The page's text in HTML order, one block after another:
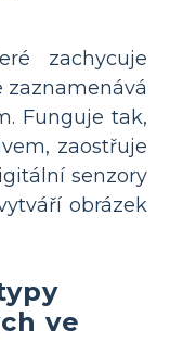
zachycuje
zaznamenává
Funguje tak,
zaostřuje
senzory
obrázek
ve